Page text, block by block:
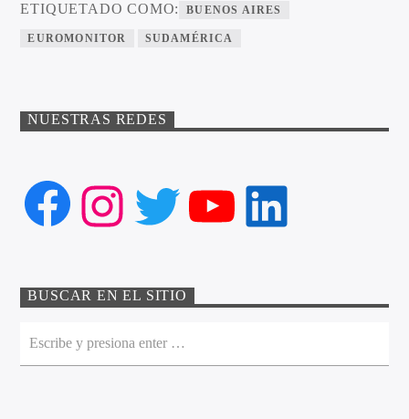
ETIQUETADO COMO: BUENOS AIRES
EUROMONITOR SUDAMÉRICA
NUESTRAS REDES
Facebook
Instagram
Twitter
YouTube
LinkedIn
BUSCAR EN EL SITIO